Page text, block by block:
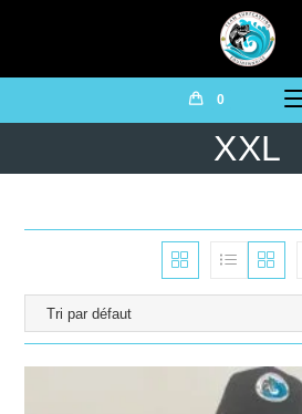
0
XXL